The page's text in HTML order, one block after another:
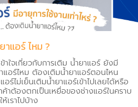
าแอร์ ไหม ?
าใจเกี่ยวกับการเติม น้ำยาแอร์ ยังมี
อร์ไหม ต้องเติมน้ำยาแอร์ตอนไหน
ร์ไม่เย็นเติมน้ำยาแอร์เข้าไปเลยได้หรือ
าต้องตกเป็นเหยื่อของช่างแอร์ในคราบ
เราไปบ้าง